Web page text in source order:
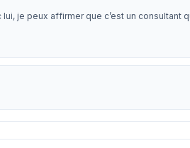
lui, je peux affirmer que c’est un